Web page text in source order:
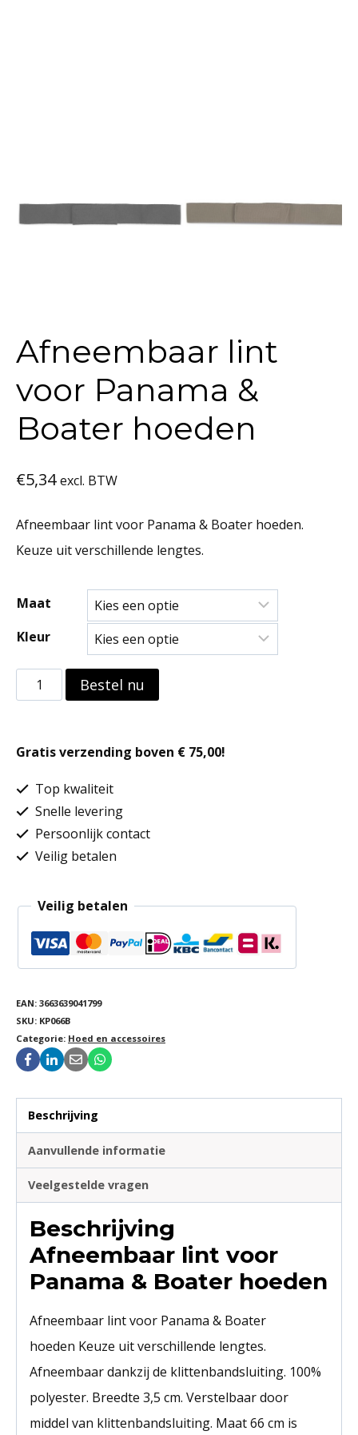
Afneembaar lint
voor Panama &
Boater hoeden
€5,34 excl. BTW
Afneembaar lint voor Panama & Boater hoeden.
Keuze uit verschillende lengtes.
Maat
Kleur
Afneembaar
lint
Panama
Boater
hoeden
aantal
Bestel nu
Gratis verzending boven € 75,00!
Top kwaliteit
Snelle levering
Persoonlijk contact
Veilig betalen
Veilig betalen
EAN: 3663639041799
SKU: KP066B
Categorie: Hoed en accessoires
Beschrijving
Aanvullende informatie
Veelgestelde vragen
Beschrijving
Afneembaar lint voor
Panama & Boater hoeden
Afneembaar lint voor Panama & Boater
hoeden Keuze uit verschillende lengtes.
Afneembaar dankzij de klittenbandsluiting. 100%
polyester. Breedte 3,5 cm. Verstelbaar door
middel van klittenbandsluiting. Maat 66 cm is